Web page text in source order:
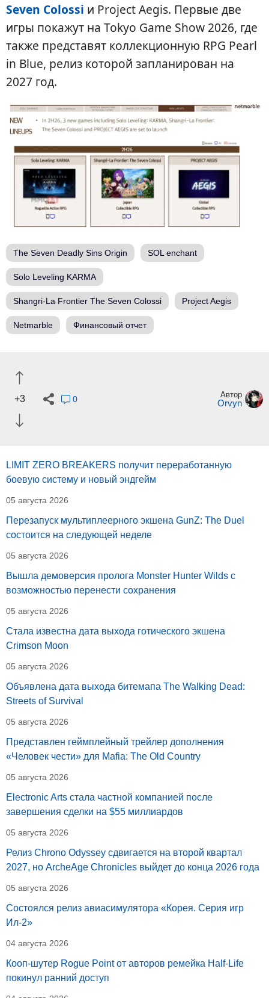
Seven Colossi и Project Aegis. Первые две
игры покажут на Tokyo Game Show 2026, где
также представят коллекционную RPG Pearl
in Blue, релиз которой запланирован на
2027 год.
The Seven Deadly Sins Origin SOL enchant
Solo Leveling KARMA
Shangri-La Frontier The Seven Colossi Project Aegis
Netmarble Финансовый отчет
+3 0 Автор
Orvyn
LIMIT ZERO BREAKERS получит переработанную
боевую систему и новый эндгейм
05 августа 2026
Перезапуск мультиплеерного экшена GunZ: The Duel
состоится на следующей неделе
05 августа 2026
Вышла демоверсия пролога Monster Hunter Wilds с
возможностью перенести сохранения
05 августа 2026
Стала известна дата выхода готического экшена
Crimson Moon
05 августа 2026
Объявлена дата выхода битемапа The Walking Dead:
Streets of Survival
05 августа 2026
Представлен геймплейный трейлер дополнения
«Человек чести» для Mafia: The Old Country
05 августа 2026
Electronic Arts стала частной компанией после
завершения сделки на $55 миллиардов
05 августа 2026
Релиз Chrono Odyssey сдвигается на второй квартал
2027, но ArcheAge Chronicles выйдет до конца 2026 года
05 августа 2026
Состоялся релиз авиасимулятора «Корея. Серия игр
Ил-2»
04 августа 2026
Кооп-шутер Rogue Point от авторов ремейка Half-Life
покинул ранний доступ